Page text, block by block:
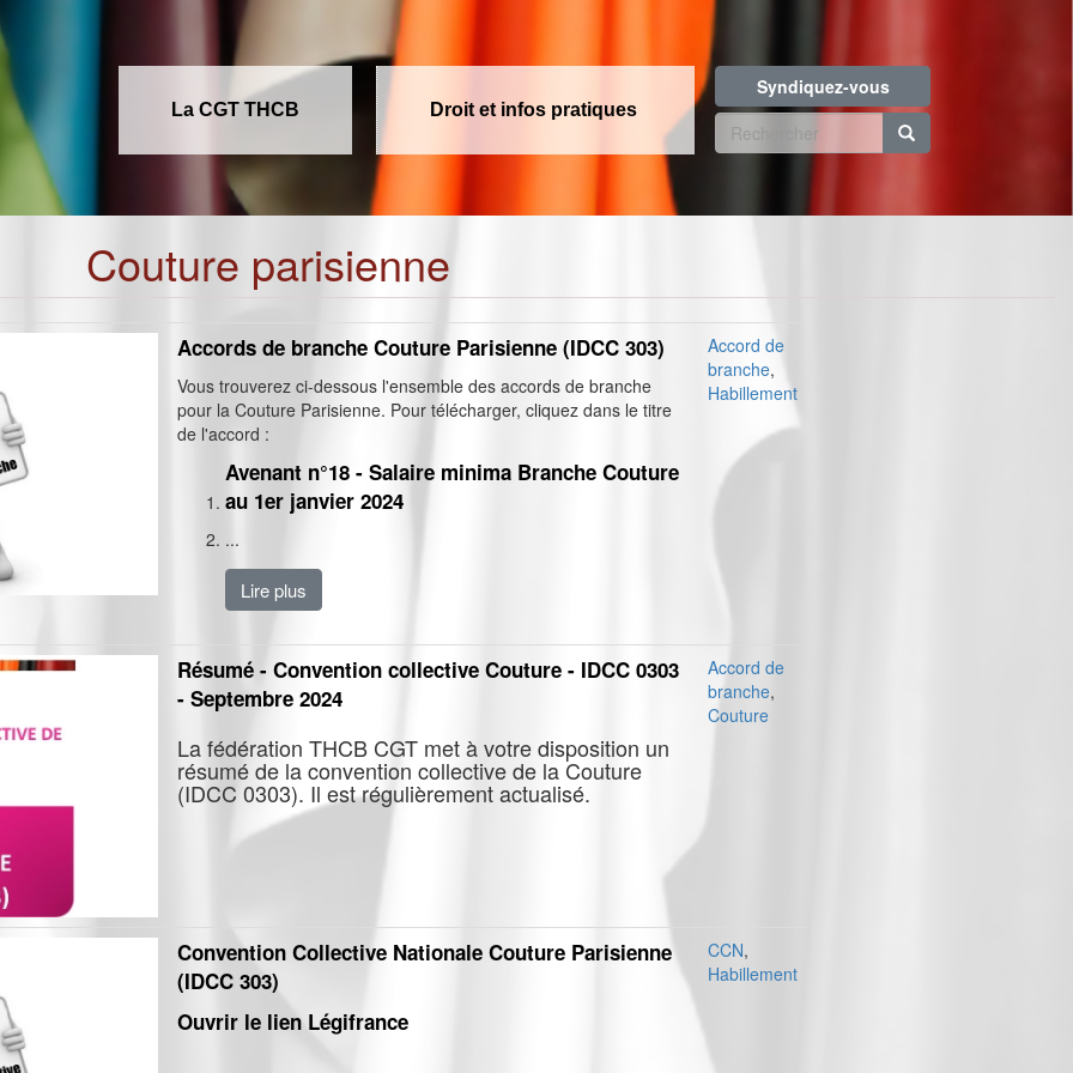
La CGT THCB Droit et infos pratiques
Syndiquez-vous
Formulaire
recherche
Couture parisienne
Accords de branche Couture Parisienne (IDCC 303)
Vous trouverez ci-dessous l'ensemble des accords de branche
pour la Couture Parisienne. Pour télécharger, cliquez dans le titre
de l'accord :
Avenant n°18 - Salaire minima Branche Couture
au 1er janvier 2024
...
Lire plus
Accord de
branche,
Habillement
Résumé - Convention collective Couture - IDCC 0303
- Septembre 2024
La fédération THCB CGT met à votre disposition un
résumé de la convention collective de la Couture
(IDCC 0303). Il est régulièrement actualisé.
Accord de
branche,
Couture
Convention Collective Nationale Couture Parisienne
(IDCC 303)
Ouvrir le lien Légifrance
CCN,
Habillement